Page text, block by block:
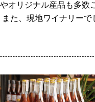
オリジナル産品も多数
た、現地ワイナリーで